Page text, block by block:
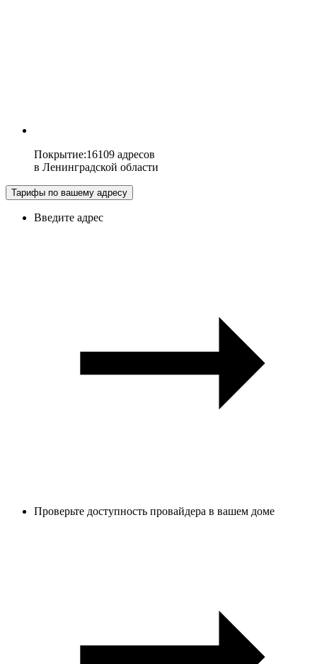
Покрытие:16109 адресов
в Ленинградской области
Тарифы по вашему адресу
Введите адрес
Проверьте доступность провайдера в вашем доме